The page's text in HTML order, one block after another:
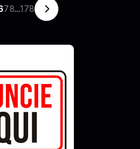
78...178